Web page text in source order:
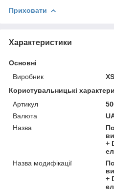
Приховати
Характеристики
Основні
Виробник
Користувальницькі
Артикул
Валюта
Назва
+
Назва модифікації
+